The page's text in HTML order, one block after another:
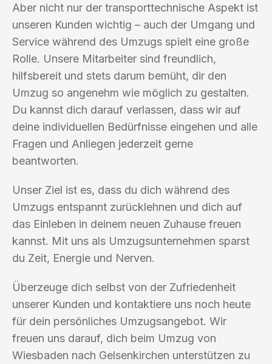
Aber nicht nur der transporttechnische Aspekt ist
unseren Kunden wichtig – auch der Umgang und
Service während des Umzugs spielt eine große
Rolle. Unsere Mitarbeiter sind freundlich,
hilfsbereit und stets darum bemüht, dir den
Umzug so angenehm wie möglich zu gestalten.
Du kannst dich darauf verlassen, dass wir auf
deine individuellen Bedürfnisse eingehen und alle
Fragen und Anliegen jederzeit gerne
beantworten.
Unser Ziel ist es, dass du dich während des
Umzugs entspannt zurücklehnen und dich auf
das Einleben in deinem neuen Zuhause freuen
kannst. Mit uns als Umzugsunternehmen sparst
du Zeit, Energie und Nerven.
Überzeuge dich selbst von der Zufriedenheit
unserer Kunden und kontaktiere uns noch heute
für dein persönliches Umzugsangebot. Wir
freuen uns darauf, dich beim Umzug von
Wiesbaden nach Gelsenkirchen unterstützen zu